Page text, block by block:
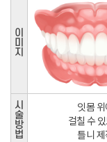
이
미
지
시
술
방
법
잇몸 위
걸칠 수
틀니 제